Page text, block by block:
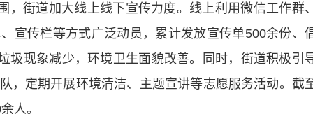
街道加大线上线下宣传力度。线上利用微信工作群
宣传栏等方式广泛动员，累计发放宣传单500余份、
圾现象减少，环境卫生面貌改善。同时，街道积极引
，定期开展环境清洁、主题宣讲等志愿服务活动。截
人。